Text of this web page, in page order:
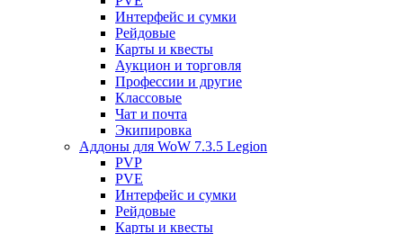
Интерфейс и сумки
Рейдовые
Карты и квесты
Аукцион и торговля
Профессии и другие
Классовые
Чат и почта
Экипировка
Аддоны для WoW 7.3.5 Legion
PVP
PVE
Интерфейс и сумки
Рейдовые
Карты и квесты